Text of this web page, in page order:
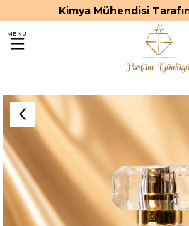
Kimya Mühendisi
MENU